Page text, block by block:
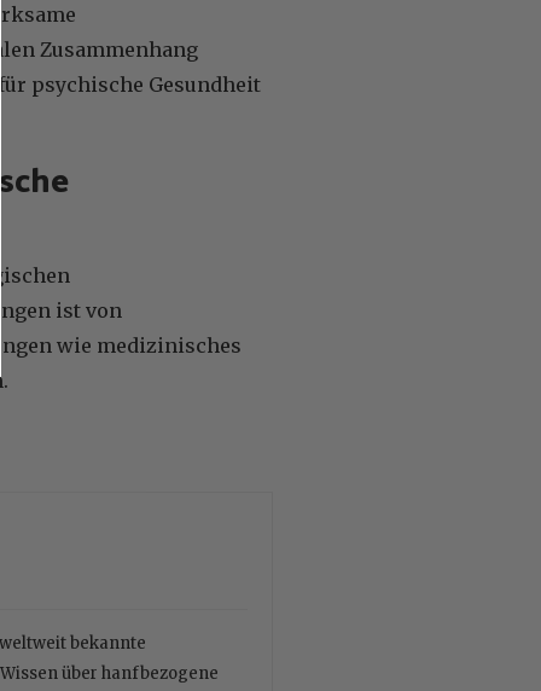
Zusammenhang
psychische Gesundheit
ist von
wie medizinisches
bekannte
über hanfbezogene